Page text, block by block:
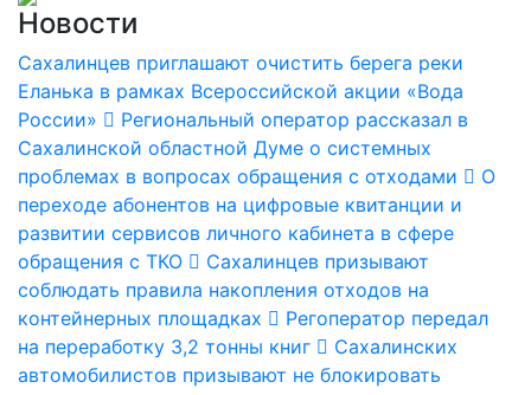
Новости
Сахалинцев приглашают очистить берега реки
Еланька в рамках Всероссийской акции «Вода
России»
Региональный оператор рассказал в
Сахалинской областной Думе о системных
проблемах в вопросах обращения с отходами
О
переходе абонентов на цифровые квитанции и
развитии сервисов личного кабинета в сфере
обращения с ТКО
Сахалинцев призывают
соблюдать правила накопления отходов на
контейнерных площадках
Регоператор передал
на переработку 3,2 тонны книг
Сахалинских
автомобилистов призывают не блокировать